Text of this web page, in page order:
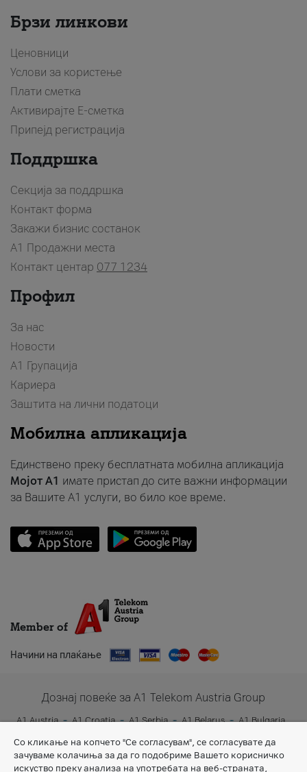
Брзи линкови
Ценовници
Услови за користење
Плати сметка
Активирајте Е-сметка
Припејд регистрација
Поддршка
Секција за поддршка
Контакт форма
Закажи бизнис состанок
A1 Продажни места
Контакт центар 077 1234
Профил
За нас
Новости
А1 Групација
Кариера
Заштита на лични податоци
Мобилна апликација
Единствено преку бесплатната мобилна апликација
Мојот A1 имате пристап до сите важни информации
за Вашите A1 услуги, во било кое време.
Member of
Начини на плаќање
Дознај повеќе за A1 Telekom Austria Group
A1 Austria A1 Croatia A1 Serbia A1 Belarus
A1 Bulgaria
Со кликање на копчето "Се согласувам", се согласувате да
зачуваме колачиња за да го подобриме Вашето корисничко
искуство преку анализа на употребата на веб-страната,